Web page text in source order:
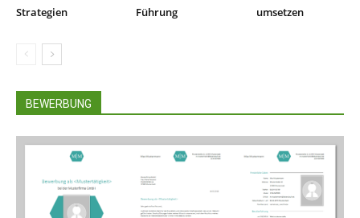
Strategien
Führung
umsetzen
BEWERBUNG